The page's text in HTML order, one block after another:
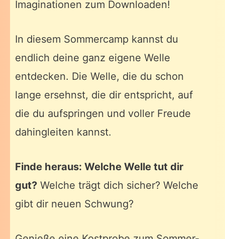
Imaginationen zum Downloaden!
In diesem Sommercamp kannst du
endlich deine ganz eigene Welle
entdecken. Die Welle, die du schon
lange ersehnst, die dir entspricht, auf
die du aufspringen und voller Freude
dahingleiten kannst.
Finde heraus: Welche Welle tut dir
gut? Welche trägt dich sicher? Welche
gibt dir neuen Schwung?